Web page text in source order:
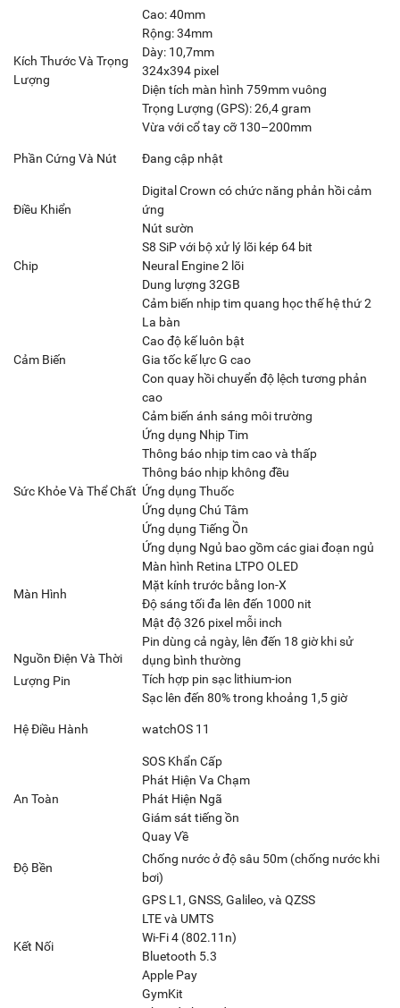
Kích Thước Và Trọng
Lượng
Cao: 40mm
Rộng: 34mm
Dày: 10,7mm
324x394 pixel
Diện tích màn hình 759mm vuông
Trọng Lượng (GPS): 26,4 gram
Vừa với cổ tay cỡ 130–200mm
Phần Cứng Và Nút Đang cập nhật
Điều Khiển
Digital Crown có chức năng phản hồi cảm
ứng
Nút sườn
Chip
S8 SiP với bộ xử lý lõi kép 64 bit
Neural Engine 2 lõi
Dung lượng 32GB
Cảm Biến
Cảm biến nhịp tim quang học thế hệ thứ 2
La bàn
Cao độ kế luôn bật
Gia tốc kế lực G cao
Con quay hồi chuyển độ lệch tương phản
cao
Cảm biến ánh sáng môi trường
Sức Khỏe Và Thể Chất
Ứng dụng Nhịp Tim
Thông báo nhịp tim cao và thấp
Thông báo nhịp không đều
Ứng dụng Thuốc
Ứng dụng Chú Tâm
Ứng dụng Tiếng Ồn
Ứng dụng Ngủ bao gồm các giai đoạn ngủ
Màn Hình
Màn hình Retina LTPO OLED
Mặt kính trước bằng Ion-X
Độ sáng tối đa lên đến 1000 nit
Mật độ 326 pixel mỗi inch
Nguồn Điện Và Thời
Lượng Pin
Pin dùng cả ngày, lên đến 18 giờ khi sử
dụng bình thường
Tích hợp pin sạc lithium-ion
Sạc lên đến 80% trong khoảng 1,5 giờ
Hệ Điều Hành watchOS 11
An Toàn
SOS Khẩn Cấp
Phát Hiện Va Chạm
Phát Hiện Ngã
Giám sát tiếng ồn
Quay Về
Độ Bền
Chống nước ở độ sâu 50m (chống nước khi
bơi)
Kết Nối
GPS L1, GNSS, Galileo, và QZSS
LTE và UMTS
Wi-Fi 4 (802.11n)
Bluetooth 5.3
Apple Pay
GymKit